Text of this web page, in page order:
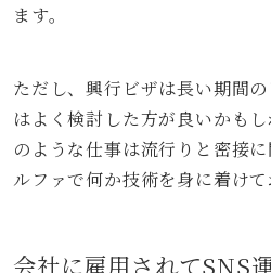
ます。
ただし、興行ビザは長い期間
はよく検討した方が良いかも
のような仕事は流行りと密接
ルファで何か技術を身に着けて
会社に雇用されてSNS